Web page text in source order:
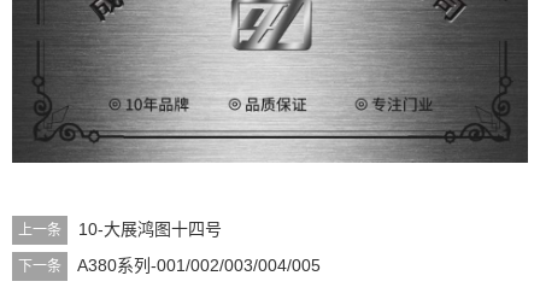
上一条 10-大展鸿图十四号
下一条 A380系列-001/002/003/004/005